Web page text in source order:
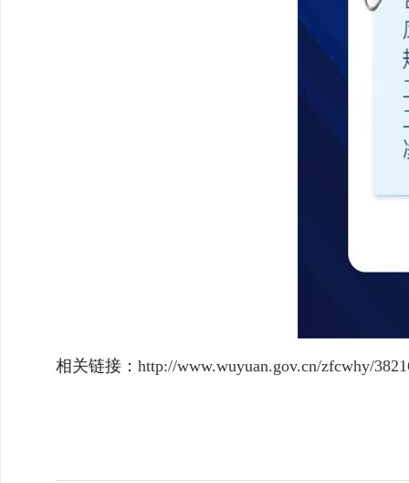
相关链接： http://www.wuyuan.gov.cn/zfcwhy/